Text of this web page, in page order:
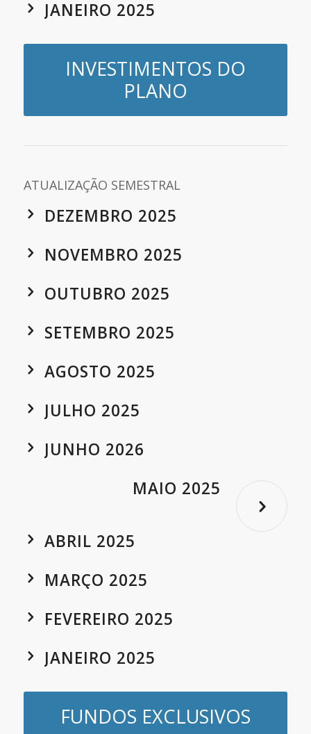
JANEIRO 2025
INVESTIMENTOS DO
PLANO
ATUALIZAÇÃO SEMESTRAL
DEZEMBRO 2025
NOVEMBRO 2025
OUTUBRO 2025
SETEMBRO 2025
AGOSTO 2025
JULHO 2025
JUNHO 2026
MAIO 2025
ABRIL 2025
MARÇO 2025
FEVEREIRO 2025
JANEIRO 2025
FUNDOS EXCLUSIVOS